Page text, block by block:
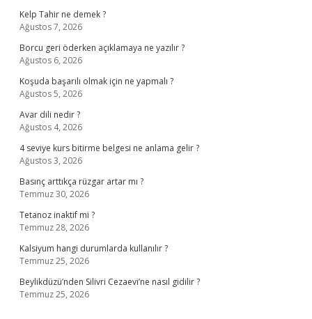
Kelp Tahir ne demek ?
Ağustos 7, 2026
Borcu geri öderken açıklamaya ne yazılır ?
Ağustos 6, 2026
Koşuda başarılı olmak için ne yapmalı ?
Ağustos 5, 2026
Avar dili nedir ?
Ağustos 4, 2026
4 seviye kurs bitirme belgesi ne anlama gelir ?
Ağustos 3, 2026
Basınç arttıkça rüzgar artar mı ?
Temmuz 30, 2026
Tetanoz inaktif mi ?
Temmuz 28, 2026
Kalsiyum hangi durumlarda kullanılır ?
Temmuz 25, 2026
Beylikdüzü’nden Silivri Cezaevi’ne nasıl gidilir ?
Temmuz 25, 2026